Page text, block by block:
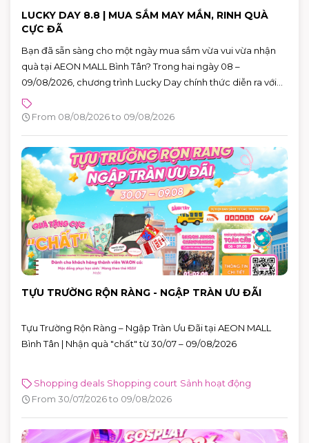
LUCKY DAY 8.8 | MUA SẮM MAY MẮN, RINH QUÀ
CỰC ĐÃ
Bạn đã sẵn sàng cho một ngày mua sắm vừa vui vừa nhận
quà tại AEON MALL Bình Tân? Trong hai ngày 08 –
09/08/2026, chương trình Lucky Day chính thức diễn ra với
hàng loạt phần quà hấp dẫn dành cho khách hàng có hóa
đơn từ 880.000 VNĐ.
From 08/08/2026 to 09/08/2026
TỰU TRƯỜNG RỘN RÀNG - NGẬP TRÀN ƯU ĐÃI
Tựu Trường Rộn Ràng – Ngập Tràn Ưu Đãi tại AEON MALL
Bình Tân | Nhận quà "chất" từ 30/07 – 09/08/2026
Shopping deals Shopping court Sảnh hoạt động
From 30/07/2026 to 09/08/2026